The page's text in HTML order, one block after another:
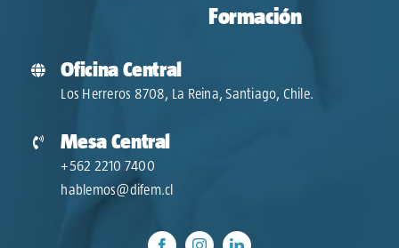
Formación
Oficina Central
Los Herreros 8708, La Reina, Santiago, Chile.
Mesa Central
+562 2210 7400
hablemos@difem.cl